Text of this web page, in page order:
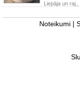
Liepāja un raj.,
Noteikumi